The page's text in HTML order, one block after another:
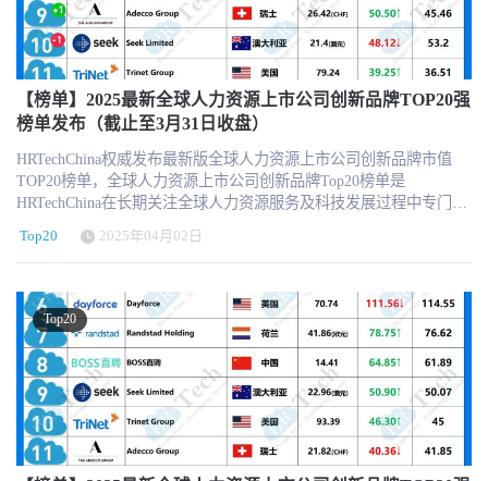
Top20榜单每月的最后一个交易日（当地时间）收盘市值和股价为基
准，同时以当天汇率兑换美元市值排名。 关于创新品牌榜单评选核
心基于以下几个方面： 对于中国HR行业发展具有极大参考和标杆作
用 实际业务发展中具有创新业务和创新举措 不同业态和不同国家的
多样性分布考虑 遴选名单重点参考HRTech LRP品牌监测指数 榜单
不包含市值核心构成非HR业务的公司 入围门槛的市值最低为10亿美
亿美元，我们将会从榜单中移除，新增替补机构信息。 · 强烈推荐
订阅HRTech的每周咨讯，了解最新的人力资源科技新闻、趋势和资
源。 https://www.hrtechchina.com/email/email.html HRTechChina将一
如既往的加大对于行业观察和报道，将全球最新最前沿最优质的
第三方专业服务机构，致力于推动人力资源科技进步与发展，持续
引领行业新科技新趋势新产品新方向。HRTech核心报道HR科技创新
企业与产品，关注并实时分享全球的人力资源科技资讯。定期发布
行业市值榜单和HR科技云图，持续举办高品质的专业前沿峰会论
坛，表彰认可业内先进。
【榜单】2025最新全球人力资源上市公司创新品牌TOP20强
榜单发布（截止至3月31日收盘）
HRTechChina权威发布最新版全球人力资源上市公司创新品牌市值
TOP20榜单，全球人力资源上市公司创新品牌Top20榜单是
HRTechChina在长期关注全球人力资源服务及科技发展过程中专门打
值榜单，为我们提供了一个观察这个行业动态和趋势的窗口。随着
财报发布和各国经济情况的不同，不同细分领域的HR上市机构也遇
到了不同的表现。一起来看看。 2025全球人力资源上市公司创新品
牌市值TOP20榜单（2025年4月新版） 更多信息可以关注
HRTechChina.com (另微信公众号压缩图片压缩的很厉害，高清的可
以访问网站获取 ) 特别注意，因以美元为单位，所以在汇率换算中
会有一定的浮动，仅供参考。 全球人力资源上市公司创新品牌市值
Top20榜单每月的最后一个交易日（当地时间）收盘市值和股价为基
准，同时以当天汇率兑换美元市值排名。 关于创新品牌榜单评选核
心基于以下几个方面： 对于中国HR行业发展具有极大参考和标杆作
用 实际业务发展中具有创新业务和创新举措 不同业态和不同国家的
Top20 2025年04月02日
Top20